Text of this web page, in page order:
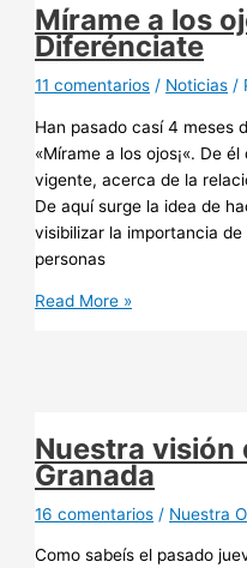
Mírame a los
Diferénciate
11 comentarios / Noticias /
Han pasado casí 4 meses
«Mírame a los ojos¡«. De
vigente, acerca de la
De aquí surge la idea de
visibilizar la importancia
personas
Mírame
Diferénciate
Read More »
Nuestra visión
Granada
16 comentarios / Nuestra
Como sabeís el pasado